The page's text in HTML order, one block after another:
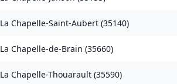
La Chapelle-Saint-Aubert (35140)
La Chapelle-de-Brain (35660)
La Chapelle-Thouarault (35590)